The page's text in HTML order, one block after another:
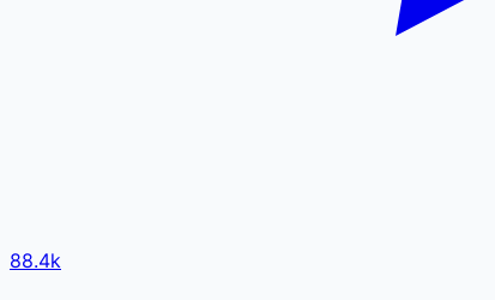
88.4k